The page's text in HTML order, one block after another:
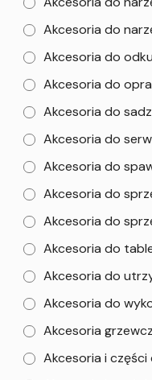
Akcesoria do
Akcesoria do
Akcesoria do
Akcesoria do
Akcesoria do
Akcesoria do
Akcesoria do
Akcesoria do
Akcesoria do
Akcesoria do
Akcesoria do
Akcesoria
Akcesoria i części